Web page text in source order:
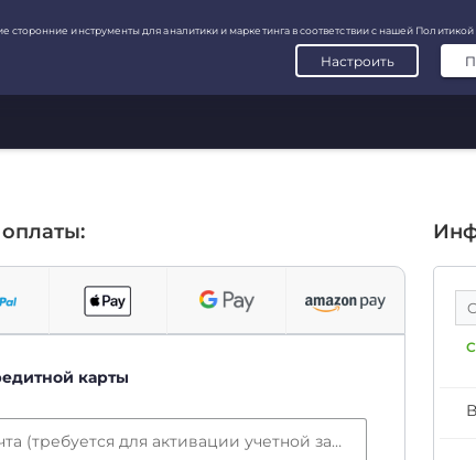
карты
Электронная почта (требуется для активации учетной записи)